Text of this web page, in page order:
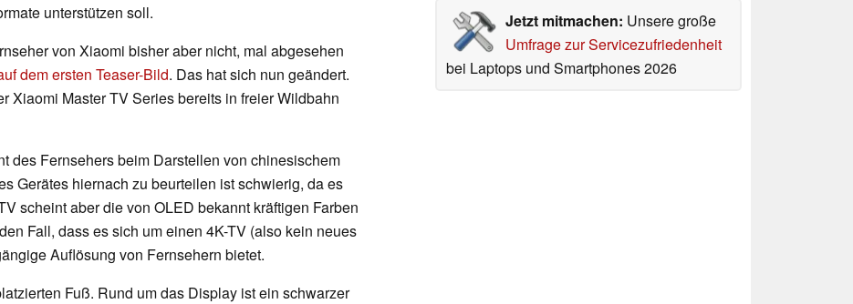
Jetzt mitmachen: Unsere große
Umfrage zur Servicezufriedenheit
bei Laptops und Smartphones 2026
unterstützen soll.
von Xiaomi bisher aber nicht, mal abgesehen
dem ersten Teaser-Bild. Das hat sich nun geändert.
Xiaomi Master TV Series bereits in freier Wildbahn
des Fernsehers beim Darstellen von chinesischem
Gerätes hiernach zu beurteilen ist schwierig, da es
scheint aber die von OLED bekannt kräftigen Farben
Fall, dass es sich um einen 4K-TV (also kein neues
Auflösung von Fernsehern bietet.
Fuß. Rund um das Display ist ein schwarzer